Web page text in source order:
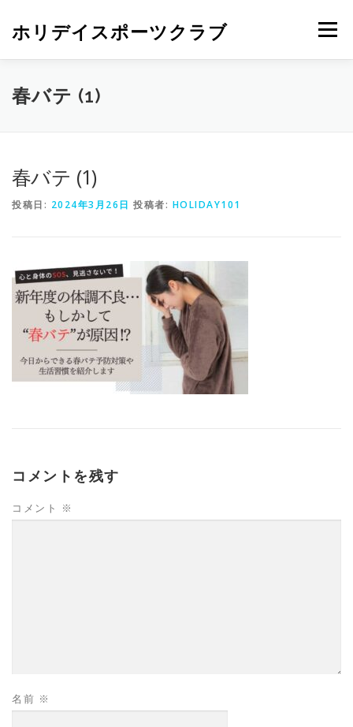
ホリデイスポーツクラブ メニュー
春バテ (1)
春バテ (1)
投稿日: 2024年3月26日 投稿者: HOLIDAY101
コメントを残す
コメント ※
名前 ※